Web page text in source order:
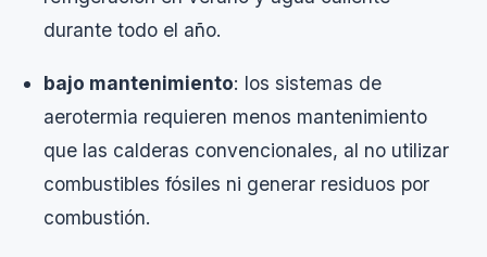
durante todo el año.
bajo mantenimiento: los sistemas de
aerotermia requieren menos mantenimiento
que las calderas convencionales, al no utilizar
combustibles fósiles ni generar residuos por
combustión.